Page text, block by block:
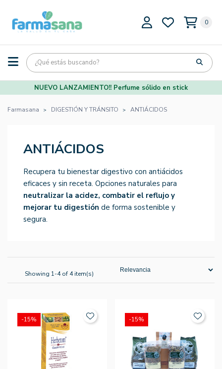
0
NUEVO LANZAMIENTO!! Perfume sólido en stick
Farmasana DIGESTIÓN Y TRÁNSITO ANTIÁCIDOS
ANTIÁCIDOS
Recupera tu bienestar digestivo con antiácidos
eficaces y sin receta. Opciones naturales para
neutralizar la acidez, combatir el reflujo y
mejorar tu digestión de forma sostenible y
segura.
Showing 1-4 of 4 item(s)
-15% -15%